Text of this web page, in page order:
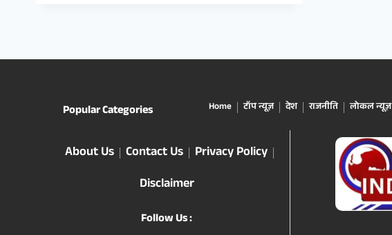
Popular Categories Home टॉप न्यूज़ देश राजनीति लोकल न्यूज़
About Us Contact Us Privacy Policy
Disclaimer
Follow Us :